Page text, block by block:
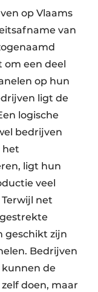
op Vlaams
van
om een deel
op hun
ligt de
logische
bedrijven
het
ligt hun
veel
net
geschikt zijn
Bedrijven
de
doen, maar